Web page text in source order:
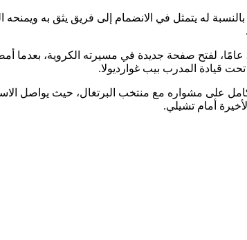
بالنسبة له يتمثل في الانضمام إلى فريق يثق به
ويستعد برناردو سيلفا، البالغ من العمر 31 عامًا، لفتح صفحة جديدة في
تحت قيادة المدرب بيب غوارديولا.
أمام تشيلي.